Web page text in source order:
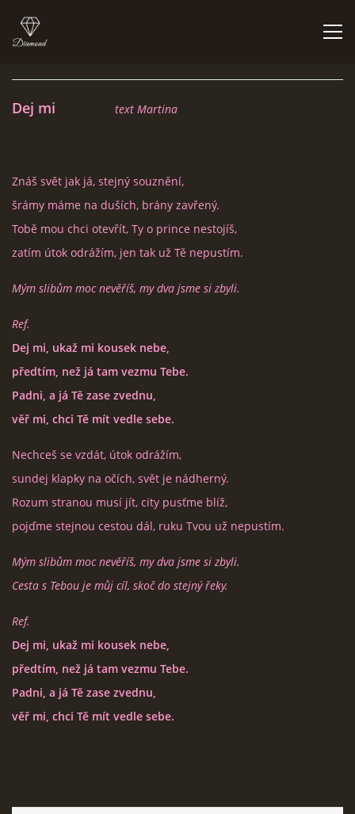
ORCHESTR V PLNÉ SÍLE
NĚCO Z PRAVĚKU
KONTAKT
Expo & Pension rock
Nahoru ↑
Dej mi text Martina
Znáš svět jak já, stejný souznění,
šrámy máme na duších, brány zavřený.
Tobě mou chci otevřít, Ty o prince nestojíš,
zatím útok odrážím, jen tak už Tě nepustím.
Mým slibům moc nevěříš, my dva jsme si zbyli.
Ref.
Dej mi, ukaž mi kousek nebe,
předtím, než já tam vezmu Tebe.
Padni, a já Tě zase zvednu,
věř mi, chci Tě mít vedle sebe.
Nechceš se vzdát, útok odrážím,
sundej klapky na očích, svět je nádherný.
Rozum stranou musí jít, city pusťme blíž,
pojďme stejnou cestou dál, ruku Tvou už nepustím.
Mým slibům moc nevěříš, my dva jsme si zbyli.
Cesta s Tebou je můj cíl, skoč do stejný řeky.
Ref.
Dej mi, ukaž mi kousek nebe,
předtím, než já tam vezmu Tebe.
Padni, a já Tě zase zvednu,
věř mi, chci Tě mít vedle sebe.